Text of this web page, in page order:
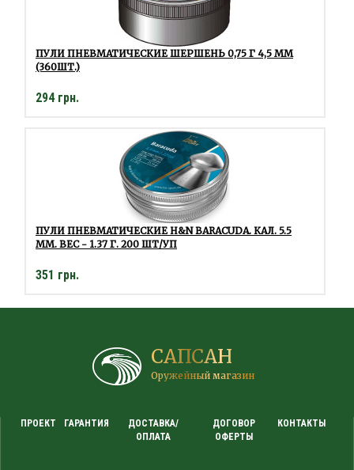
ПУЛИ ПНЕВМАТИЧЕСКИЕ ШЕРШЕНЬ 0,75 Г 4,5 ММ
(360ШТ.)
294 грн.
ПУЛИ ПНЕВМАТИЧЕСКИЕ H&N BARACUDA. КАЛ. 5.5
ММ. ВЕС - 1.37 Г. 200 ШТ/УП
351 грн.
САПСАН
Оружейный магазин
ПРОЕКТ ГАРАНТИЯ
ДОСТАВКА/
ОПЛАТА
ДОГОВОР
ОФЕРТЫ
КОНТАКТЫ